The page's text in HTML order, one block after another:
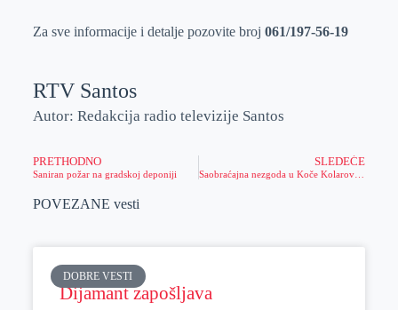
Za sve informacije i detalje pozovite broj 061/197-56-19
RTV Santos
Autor: Redakcija radio televizije Santos
PRETHODNO
Saniran požar na gradskoj deponiji
SLEDEĆE
POVEZANE vesti
DOBRE VESTI
Dijamant zapošljava